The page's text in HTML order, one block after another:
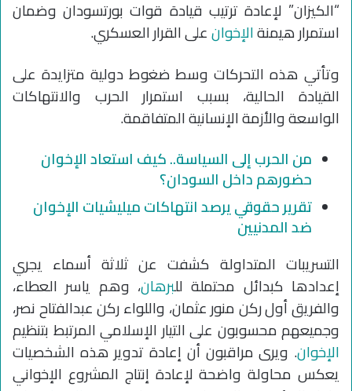
“الكيزان” لإعادة ترتيب قيادة قوات بورتسودان وضمان
استمرار هيمنةالإخوانعلى القرار العسكري.
وتأتي هذه التحركات وسط ضغوط دولية متزايدة على
القيادة الحالية، بسبب استمرار الحرب والانتهاكات
الواسعة والأزمة الإنسانية المتفاقمة.
من الحرب إلى السياسة.. كيف استعاد الإخوان
حضورهم داخل السودان؟
تقرير حقوقي يرصد انتهاكات ميليشيات الإخوان
ضد المدنيين
التسريبات المتداولة كشفت عن ثلاثة أسماء يجري
إعدادها كبدائل محتملة للبرهان، وهم ياسر العطاء،
والفريق أول ركن منور عثمان، واللواء ركن عبدالفتاح نصر،
وجميعهم محسوبون على التيار الإسلامي المرتبط بتنظيم
الإخوان. ويرى مراقبون أن إعادة تدوير هذه الشخصيات
يعكس محاولة واضحة لإعادة إنتاج المشروع الإخواني